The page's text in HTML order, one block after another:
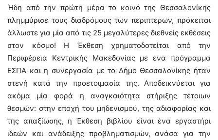
Ήδη από την πρώτη μέρα το κοινό της Θεσσαλονίκης
πλημμύρισε τους διαδρόμους των περιπτέρων, πρόκειται
άλλωστε για μία από τις 25 μεγαλύτερες διεθνείς εκθέσεις
στον κόσμο! Η Έκθεση χρηματοδοτείται από την
Περιφέρεια Κεντρικής Μακεδονίας με ένα πρόγραμμα
ΕΣΠΑ και η συνεργασία με το Δήμο Θεσσαλονίκης ήταν
στενή κατά την προετοιμασία της. Αποδεικνύεται για
ακόμα μία φορά η αναγκαιότητα στήριξης τέτοιων
θεσμών: στην εποχή του μηδενισμού, της αδιαφορίας και
της απαξίωσης, η Έκθεση βιβλίου είναι ένα εργαστήρι
ιδεών και ανάδειξης προβληματισμών, ανάσα για την